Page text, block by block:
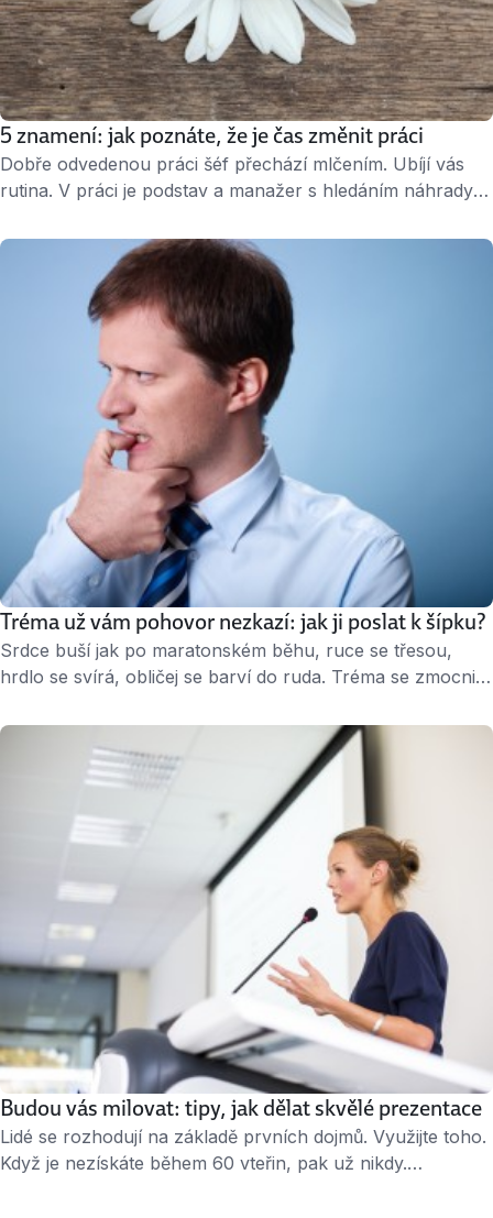
5 znamení: jak poznáte, že je čas změnit práci
Dobře odvedenou práci šéf přechází mlčením. Ubíjí vás
rutina. V práci je podstav a manažer s hledáním náhrady
změnit práci. » 2 minuty čtení « 1. Neslyšíte „díky“ Můžete
skákat po hlavě, ale šéf vždy zavrčí maximálně: Ale jo, šlo
to. Poděkování za dobře odvedenou …
Tréma už vám pohovor nezkazí: jak ji poslat k šípku?
Srdce buší jak po maratonském běhu, ruce se třesou,
hrdlo se svírá, obličej se barví do ruda. Tréma se zmocnila
zatočit s touto zákeřnou „nemocí“ a dostat ji pod
kontrolu? » 2 minuty čtení « Máte nervy z pohovoru
Tréma se objevuje v té nejméně vhodné chvíli, v situacích
Budou vás milovat: tipy, jak dělat skvělé prezentace
Lidé se rozhodují na základě prvních dojmů. Využijte toho.
Když je nezískáte během 60 vteřin, pak už nikdy.